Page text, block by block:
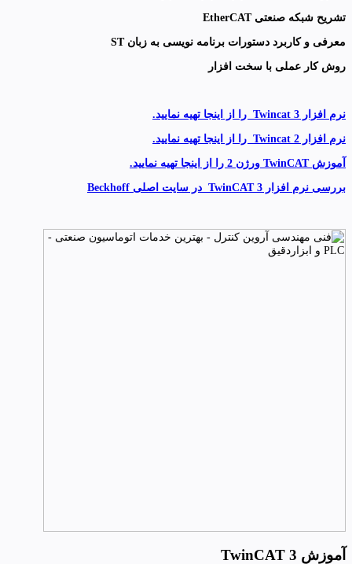
تشریح شبکه صنعتی EtherCAT
معرفی و کاربرد دستورات برنامه نویسی به زبان ST
روش کار عملی با سخت افزار
نرم افزار Twincat 3 را از اینجا تهیه نمایید.
نرم افزار Twincat 2 را از اینجا تهیه نمایید.
آموزش TwinCAT ورژن 2 را از اینجا تهیه نمایید.
بررسی نرم افزار TwinCAT 3 در سایت اصلی Beckhoff
آموزش TwinCAT 3